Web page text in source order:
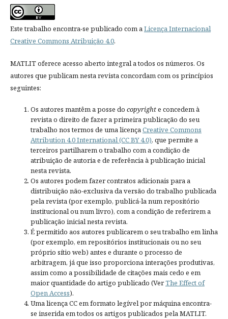
Este trabalho encontra-se publicado com aLicença Internacional
Creative Commons Atribuição 4.0.
MATLIT oferece acesso aberto integral a todos os números. Os
autores que publicam nesta revista concordam com os princípios
seguintes:
Os autores mantêm a posse do copyrighte concedem à
revista o direito de fazer a primeira publicação do seu
trabalho nos termos de uma licençaCreative Commons
Attribution 4.0 International (CC BY 4.0), que permite a
terceiros partilharem o trabalho com a condição de
atribuição de autoria e de referência à publicação inicial
nesta revista.
Os autores podem fazer contratos adicionais para a
distribuição não-exclusiva da versão do trabalho publicada
pela revista (por exemplo, publicá-la num repositório
institucional ou num livro), com a condição de referirem a
publicação inicial nesta revista.
É permitido aos autores publicarem o seu trabalho em linha
(por exemplo, em repositórios institucionais ou no seu
próprio sítio web) antes e durante o processo de
arbitragem, já que isso proporciona interações produtivas,
assim como a possibilidade de citações mais cedo e em
maior quantidade do artigo publicado (VerThe Effect of
Open Access).
Uma licença CC em formato legível por máquina encontra-
se inserida em todos os artigos publicados pela MATLIT.